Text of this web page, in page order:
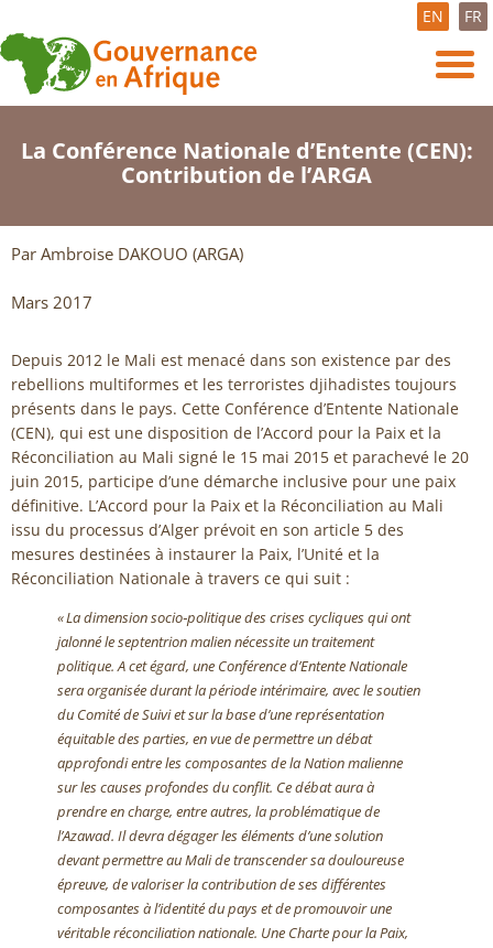
EN FR
La Conférence Nationale d’Entente (CEN):
Contribution de l’ARGA
Par Ambroise DAKOUO (ARGA)
Mars 2017
Depuis 2012 le Mali est menacé dans son existence par des
rebellions multiformes et les terroristes djihadistes toujours
présents dans le pays. Cette Conférence d’Entente Nationale
(CEN), qui est une disposition de l’Accord pour la Paix et la
Réconciliation au Mali signé le 15 mai 2015 et parachevé le 20
juin 2015, participe d’une démarche inclusive pour une paix
définitive. L’Accord pour la Paix et la Réconciliation au Mali
issu du processus d’Alger prévoit en son article 5 des
mesures destinées à instaurer la Paix, l’Unité et la
Réconciliation Nationale à travers ce qui suit :
« La dimension socio‐politique des crises cycliques qui ont
jalonné le septentrion malien nécessite un traitement
politique. A cet égard, une Conférence d’Entente Nationale
sera organisée durant la période intérimaire, avec le soutien
du Comité de Suivi et sur la base d’une représentation
équitable des parties, en vue de permettre un débat
approfondi entre les composantes de la Nation malienne
sur les causes profondes du conflit. Ce débat aura à
prendre en charge, entre autres, la problématique de
l’Azawad. Il devra dégager les éléments d’une solution
devant permettre au Mali de transcender sa douloureuse
épreuve, de valoriser la contribution de ses différentes
composantes à l’identité du pays et de promouvoir une
véritable réconciliation nationale. Une Charte pour la Paix,